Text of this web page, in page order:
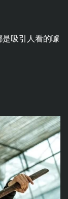
吸引人看的噱